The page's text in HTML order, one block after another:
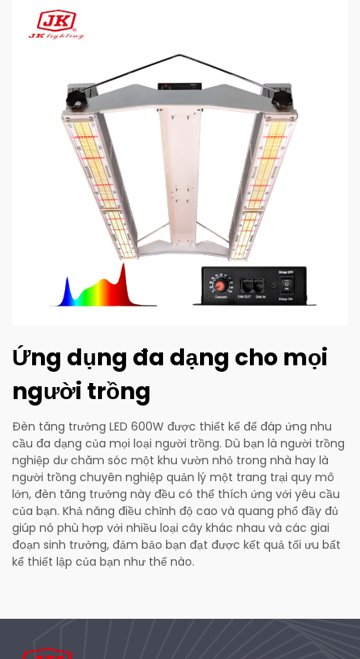
Ứng dụng đa dạng cho mọi
người trồng
Đèn tăng trưởng LED 600W được thiết kế để đáp ứng nhu
cầu đa dạng của mọi loại người trồng. Dù bạn là người trồng
nghiệp dư chăm sóc một khu vườn nhỏ trong nhà hay là
người trồng chuyên nghiệp quản lý một trang trại quy mô
lớn, đèn tăng trưởng này đều có thể thích ứng với yêu cầu
của bạn. Khả năng điều chỉnh độ cao và quang phổ đầy đủ
giúp nó phù hợp với nhiều loại cây khác nhau và các giai
đoạn sinh trưởng, đảm bảo bạn đạt được kết quả tối ưu bất
kể thiết lập của bạn như thế nào.